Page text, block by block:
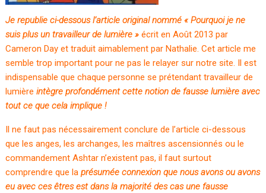
Je republie ci-dessous l’article original nommé « Pourquoi je ne
suis plus un travailleur de lumière » écrit en Août 2013 par
Cameron Day et traduit aimablement par Nathalie. Cet article me
semble trop important pour ne pas le relayer sur notre site. Il est
indispensable que chaque personne se prétendant travailleur de
lumièreintègre profondément cette notion de fausse lumière avec
tout ce que cela implique !
Il ne faut pas nécessairement conclure de l’article ci-dessous
que les anges, les archanges, les maîtres ascensionnés ou le
commandement Ashtar n’existent pas, il faut surtout
comprendre que laprésumée connexion que nous avons ou avons
eu avec ces êtres est dans la majorité des cas une fausse